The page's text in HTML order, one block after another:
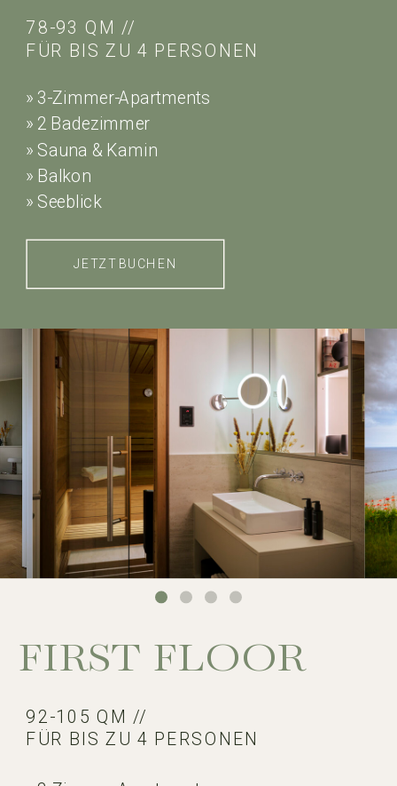
78-93 QM //
FÜR BIS ZU 4 PERSONEN
» 3-Zimmer-Apartments
» 2 Badezimmer
» Sauna & Kamin
» Balkon
» Seeblick
JETZT BUCHEN
FIRST FLOOR
92-105 QM //
FÜR BIS ZU 4 PERSONEN